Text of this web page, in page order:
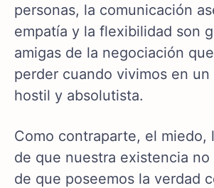
personas, la comunicación
empatía y la flexibilidad son
amigas de la negociación
perder cuando vivimos en un
hostil y absolutista.
Como contraparte, el miedo,
de que nuestra existencia no
de que poseemos la verdad